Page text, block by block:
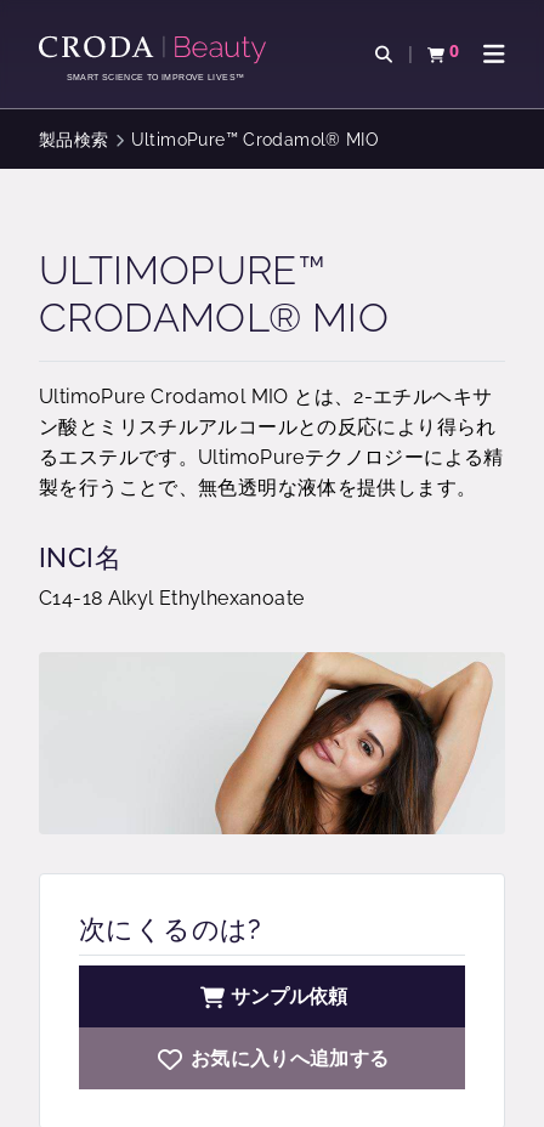
ン
を
ー
ス
SMART SCIENCE TO IMPROVE LIVES™
検索を開く
0
カートを確認す
ナビ
製品検索 UltimoPure™ Crodamol® MIO
ULTIMOPURE™
CRODAMOL® MIO
UltimoPure Crodamol MIO とは、2-エチルヘキサ
ン酸とミリスチルアルコールとの反応により得られ
るエステルです。UltimoPureテクノロジーによる精
製を行うことで、無色透明な液体を提供します。
INCI名
C14-18 Alkyl Ethylhexanoate
次にくるのは?
サンプル依頼
お気に入りへ追加する